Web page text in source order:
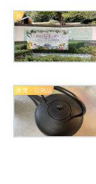
旅
家電・日用品